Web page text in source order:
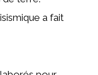
a fait